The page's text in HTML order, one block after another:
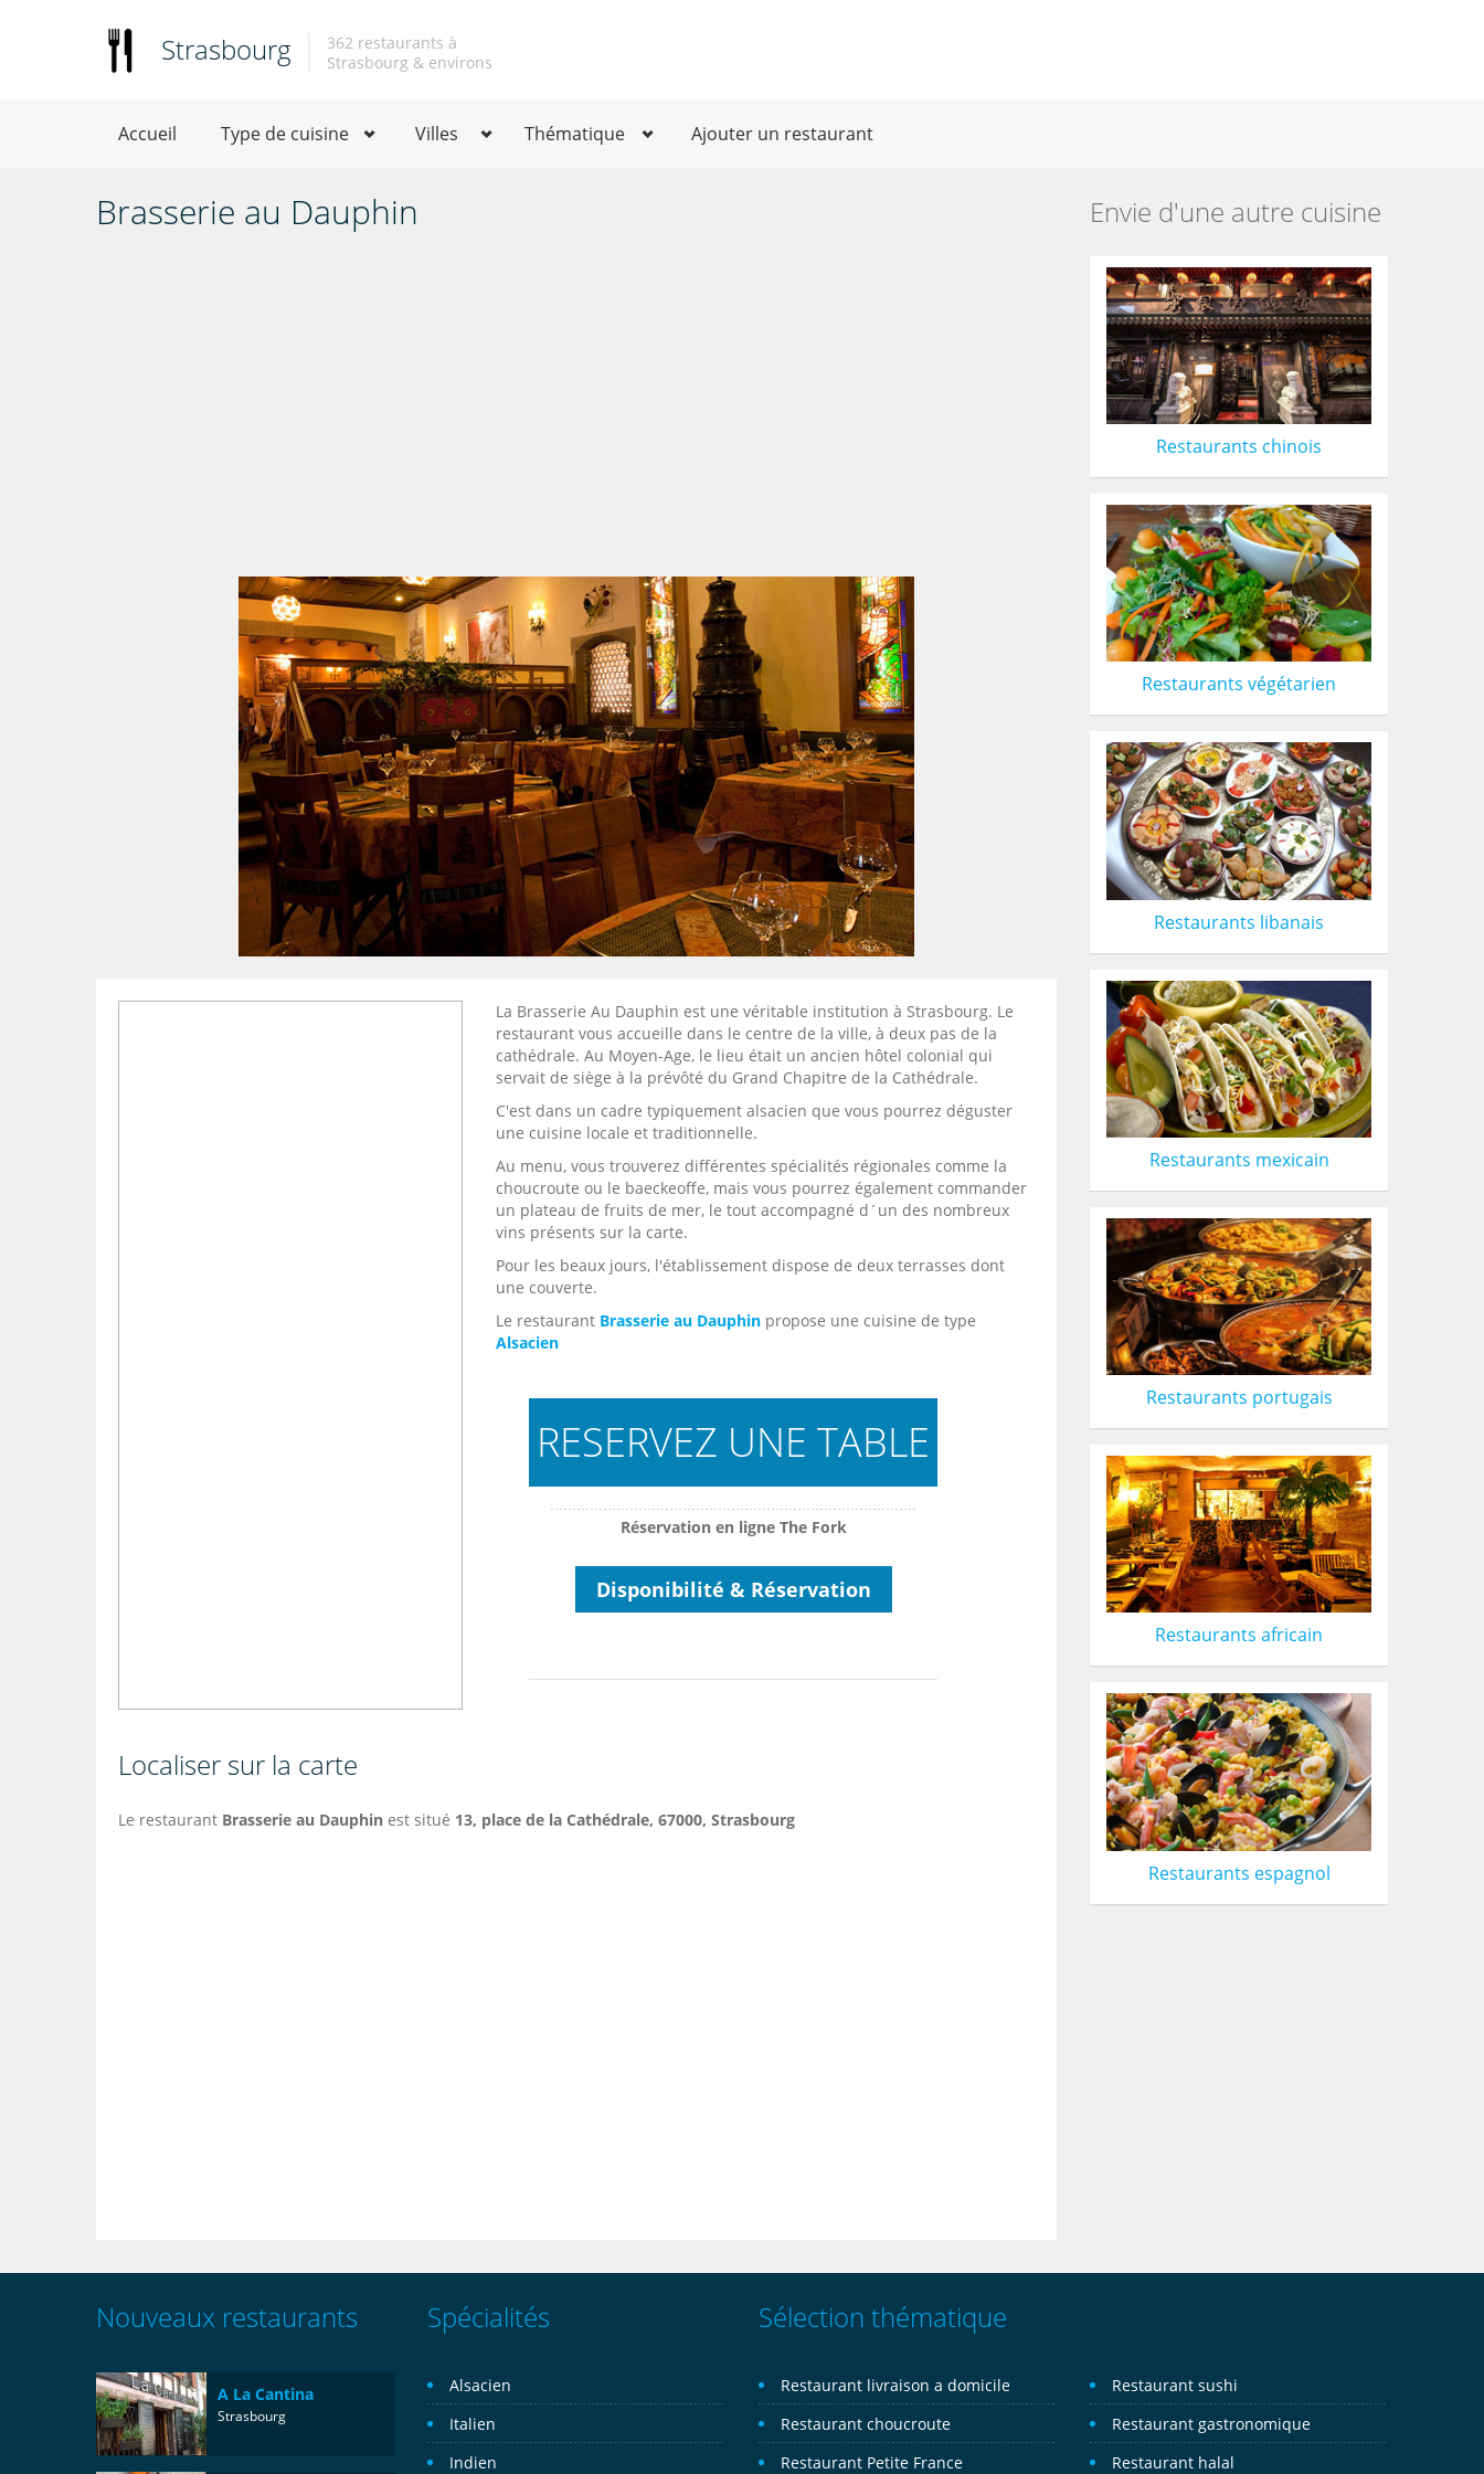
Strasbourg
362 restaurants à
Strasbourg & environs
Accueil Type de cuisine Villes Thématique Ajouter un restaurant
Brasserie au Dauphin
La Brasserie Au Dauphin est une véritable institution à Strasbourg. Le
restaurant vous accueille dans le centre de la ville, à deux pas de la
cathédrale. Au Moyen-Age, le lieu était un ancien hôtel colonial qui
servait de siège à la prévôté du Grand Chapitre de la Cathédrale.
C'est dans un cadre typiquement alsacien que vous pourrez déguster
une cuisine locale et traditionnelle.
Au menu, vous trouverez différentes spécialités régionales comme la
choucroute ou le baeckeoffe, mais vous pourrez également commander
un plateau de fruits de mer, le tout accompagné d´un des nombreux
vins présents sur la carte.
Pour les beaux jours, l'établissement dispose de deux terrasses dont
une couverte.
Le restaurant Brasserie au Dauphin propose une cuisine de type
Alsacien
RESERVEZ UNE TABLE
Réservation en ligne The Fork
Disponibilité & Réservation
Localiser sur la carte
Le restaurant Brasserie au Dauphin est situé 13, place de la Cathédrale, 67000, Strasbourg
Envie d'une autre cuisine
Restaurants chinois
Restaurants végétarien
Restaurants libanais
Restaurants mexicain
Restaurants portugais
Restaurants africain
Restaurants espagnol
Nouveaux restaurants
A La Cantina
Strasbourg
Spécialités
Alsacien
Italien
Indien
Sélection thématique
Restaurant livraison a domicile
Restaurant choucroute
Restaurant Petite France
Restaurant sushi
Restaurant gastronomique
Restaurant halal